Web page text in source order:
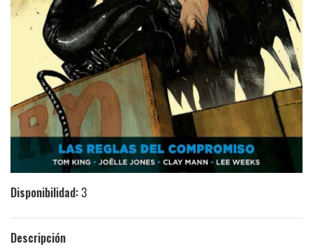
Disponibilidad: 3
Descripción